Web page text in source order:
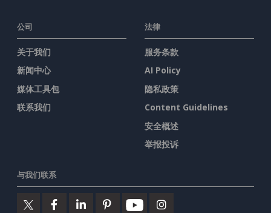
公司
关于我们
新闻中心
媒体工具包
联系我们
法律
服务条款
AI Policy
隐私政策
Content Guidelines
安全概述
举报投诉
与我们联系